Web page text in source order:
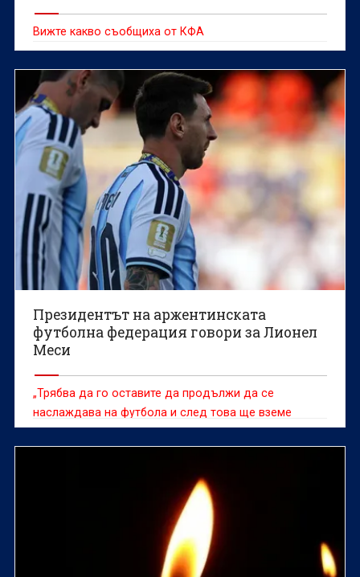
Вижте какво съобщиха от КФА
Президентът на аржентинската
футболна федерация говори за Лионел
Меси
„Трябва да го оставите да продължи да се
наслаждава на футбола и след това ще вземе
решението, което смята за правилно“